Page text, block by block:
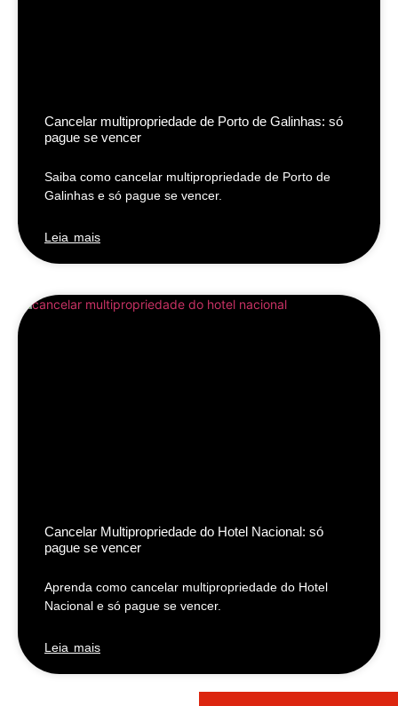
Cancelar multipropriedade de Porto de Galinhas: só
pague se vencer
Saiba como cancelar multipropriedade de Porto de
Galinhas e só pague se vencer.
Leia mais
Cancelar Multipropriedade do Hotel Nacional: só
pague se vencer
Aprenda como cancelar multipropriedade do Hotel
Nacional e só pague se vencer.
Leia mais